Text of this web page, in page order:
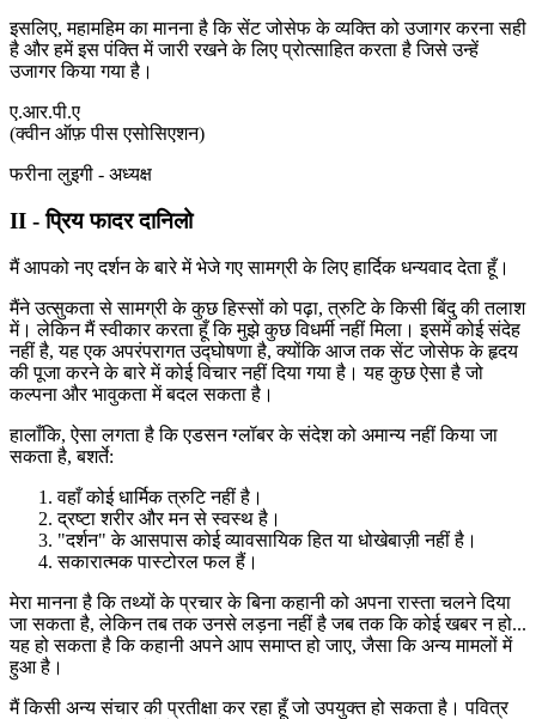
इसलिए, महामहिम का मानना ​​है कि सेंट जोसेफ के व्यक्ति को उजागर करना सही
है और हमें इस पंक्ति में जारी रखने के लिए प्रोत्साहित करता है जिसे उन्हें
उजागर किया गया है।
ए.आर.पी.ए
(क्वीन ऑफ़ पीस एसोसिएशन)
फरीना लुइगी - अध्यक्ष
II - प्रिय फादर दानिलो
मैं आपको नए दर्शन के बारे में भेजे गए सामग्री के लिए हार्दिक धन्यवाद देता हूँ।
मैंने उत्सुकता से सामग्री के कुछ हिस्सों को पढ़ा, त्रुटि के किसी बिंदु की तलाश
में। लेकिन मैं स्वीकार करता हूँ कि मुझे कुछ विधर्मी नहीं मिला। इसमें कोई संदेह
नहीं है, यह एक अपरंपरागत उद्घोषणा है, क्योंकि आज तक सेंट जोसेफ के हृदय
की पूजा करने के बारे में कोई विचार नहीं दिया गया है। यह कुछ ऐसा है जो
कल्पना और भावुकता में बदल सकता है।
हालाँकि, ऐसा लगता है कि एडसन ग्लॉबर के संदेश को अमान्य नहीं किया जा
सकता है, बशर्ते:
वहाँ कोई धार्मिक त्रुटि नहीं है।
द्रष्टा शरीर और मन से स्वस्थ है।
"दर्शन" के आसपास कोई व्यावसायिक हित या धोखेबाज़ी नहीं है।
सकारात्मक पास्टोरल फल हैं।
मेरा मानना ​​है कि तथ्यों के प्रचार के बिना कहानी को अपना रास्ता चलने दिया
जा सकता है, लेकिन तब तक उनसे लड़ना नहीं है जब तक कि कोई खबर न हो...
यह हो सकता है कि कहानी अपने आप समाप्त हो जाए, जैसा कि अन्य मामलों में
हुआ है।
मैं किसी अन्य संचार की प्रतीक्षा कर रहा हूँ जो उपयुक्त हो सकता है। पवित्र